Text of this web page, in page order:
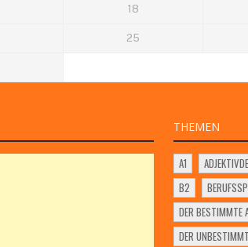
18
25
THEMEN
A1
B2
DER BESTIMMTE
DER